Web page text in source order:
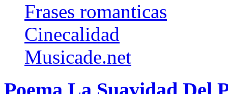
Frases romanticas
Cinecalidad
Musicade.net